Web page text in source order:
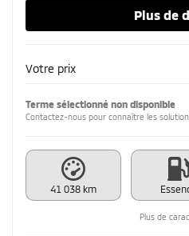
Plus de
Votre prix
Terme sélectionné non disponible
Contactez-nous pour connaître les
41 038 km
Plus de